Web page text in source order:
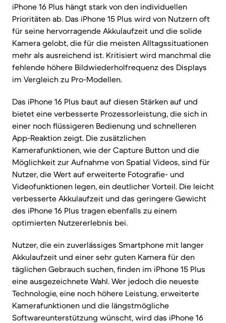
iPhone 16 Plus hängt stark von den individuellen
Prioritäten ab. Das iPhone 15 Plus wird von Nutzern oft
für seine hervorragende Akkulaufzeit und die solide
Kamera gelobt, die für die meisten Alltagssituationen
mehr als ausreichend ist. Kritisiert wird manchmal die
fehlende höhere Bildwiederholfrequenz des Displays
im Vergleich zu Pro-Modellen.
Das iPhone 16 Plus baut auf diesen Stärken auf und
bietet eine verbesserte Prozessorleistung, die sich in
einer noch flüssigeren Bedienung und schnelleren
App-Reaktion zeigt. Die zusätzlichen
Kamerafunktionen, wie der Capture Button und die
Möglichkeit zur Aufnahme von Spatial Videos, sind für
Nutzer, die Wert auf erweiterte Fotografie- und
Videofunktionen legen, ein deutlicher Vorteil. Die leicht
verbesserte Akkulaufzeit und das geringere Gewicht
des iPhone 16 Plus tragen ebenfalls zu einem
optimierten Nutzererlebnis bei.
Nutzer, die ein zuverlässiges Smartphone mit langer
Akkulaufzeit und einer sehr guten Kamera für den
täglichen Gebrauch suchen, finden im iPhone 15 Plus
eine ausgezeichnete Wahl. Wer jedoch die neueste
Technologie, eine noch höhere Leistung, erweiterte
Kamerafunktionen und die längstmögliche
Softwareunterstützung wünscht, wird das iPhone 16